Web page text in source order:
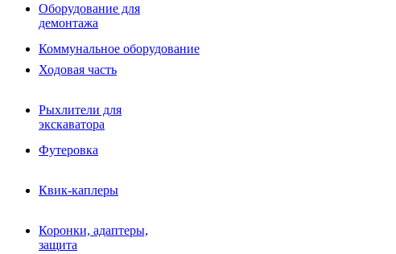
РВД
Сваерезки
Как выбрать гидромолот
Оборудование для
демонтажа
Коммунальное оборудование
Ходовая часть
Рыхлители для
экскаватора
Футеровка
Квик-каплеры
Коронки, адаптеры,
защита